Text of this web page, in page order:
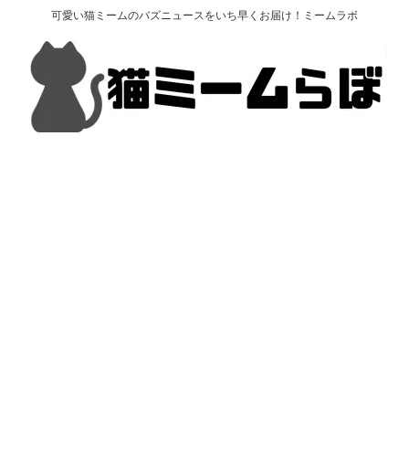
可愛い猫ミームのバズニュースをいち早くお届け！ミームラボ